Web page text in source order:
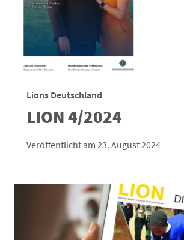
Lions Deutschland
LION 4/2024
Veröffentlicht am 23. August 2024